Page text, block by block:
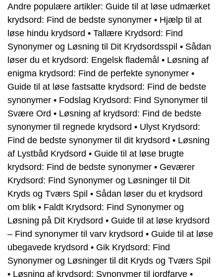
Andre populære artikler: Guide til at løse udmærket
krydsord: Find de bedste synonymer • Hjælp til at
løse hindu krydsord • Tallære Krydsord: Find
Synonymer og Løsning til Dit Krydsordsspil • Sådan
løser du et krydsord: Engelsk flademål • Løsning af
enigma krydsord: Find de perfekte synonymer •
Guide til at løse fastsatte krydsord: Find de bedste
synonymer • Fodslag Krydsord: Find Synonymer til
Svære Ord • Løsning af krydsord: Find de bedste
synonymer til regnede krydsord • Ulyst Krydsord:
Find de bedste synonymer til dit krydsord • Løsning
af Lystbåd Krydsord • Guide til at løse brugte
krydsord: Find de bedste synonymer • Geværer
Krydsord: Find Synonymer og Løsninger til Dit
Kryds og Tværs Spil • Sådan løser du et krydsord
om blik • Faldt Krydsord: Find Synonymer og
Løsning på Dit Krydsord • Guide til at løse krydsord
– Find synonymer til varv krydsord • Guide til at løse
ubegavede krydsord • Gik Krydsord: Find
Synonymer og Løsninger til dit Kryds og Tværs Spil
• Løsning af krydsord: Synonymer til jordfarve •